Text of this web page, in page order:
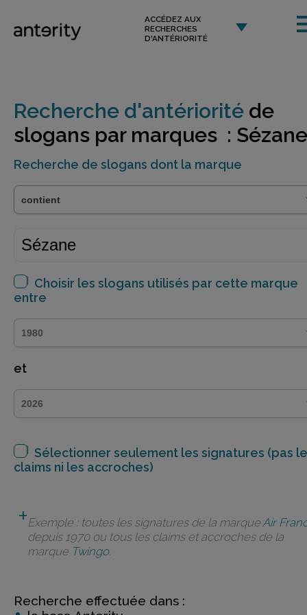
ACCÉDEZ AUX
RECHERCHES
D'ANTÉRIORITÉ
Recherche d'antériorité de
slogans par marques : Sézane
Recherche de slogans dont la marque
Choisir les slogans utilisés par cette marque
entre
et
Sélectionner seulement les signatures (pas
claims ni les accroches)
Exemple : toutes les signatures de la marqueAir
depuis 1970 ou tous les claims et accroches de la
marque Twingo.
Recherche effectuée dans :